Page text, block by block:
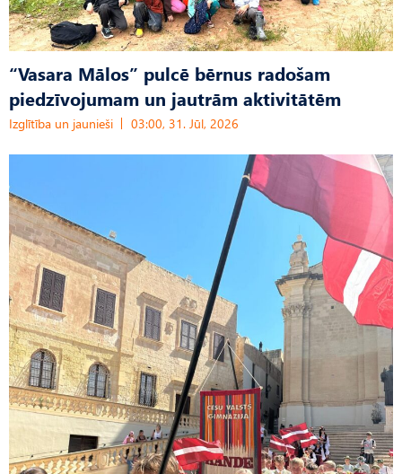
“Vasara Mālos” pulcē bērnus radošam
piedzīvojumam un jautrām aktivitātēm
Izglītība un jaunieši 03:00, 31. Jūl, 2026